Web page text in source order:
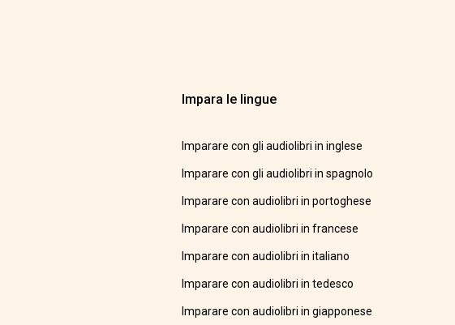
Impara le lingue
Imparare con gli audiolibri in inglese
Imparare con gli audiolibri in spagnolo
Imparare con audiolibri in portoghese
Imparare con audiolibri in francese
Imparare con audiolibri in italiano
Imparare con audiolibri in tedesco
Imparare con audiolibri in giapponese